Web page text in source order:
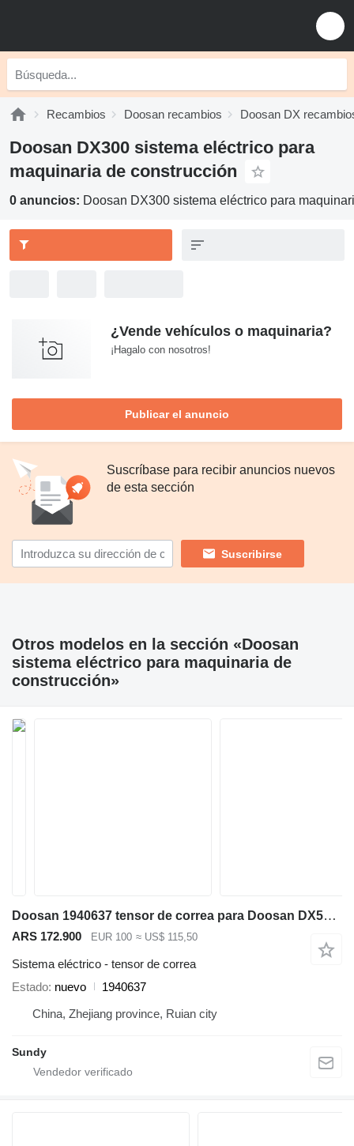
Recambios Doosan recambios Doosan DX
Doosan DX300 sistema eléctrico para
maquinaria de construcción
0 anuncios: Doosan DX300 sistema eléctrico para
¿Vende vehículos o maquinaria?
¡Hagalo con nosotros!
Publicar el anuncio
Suscríbase para recibir anuncios nuevos
de esta sección
Suscribirse
Otros modelos en la sección «Doosan
sistema eléctrico para maquinaria de
construcción»
Doosan 1940637 tensor de correa para Doosan DX500 excavadora
ARS 172.900 EUR 100 ≈ US$ 115,50
Sistema eléctrico - tensor de correa
Estado nuevo
1940637
China, Zhejiang province, Ruian city
Sundy